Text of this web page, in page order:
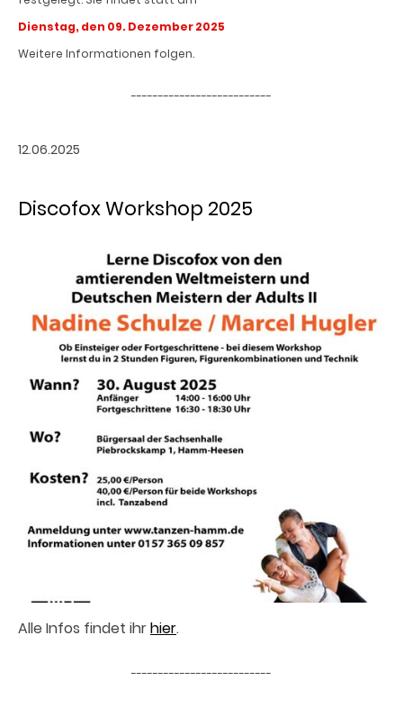
Dienstag, den 09. Dezember 2025
Weitere Informationen folgen.
--------------------------
12.06.2025
Discofox Workshop 2025
Alle Infos findet ihrhier.
--------------------------